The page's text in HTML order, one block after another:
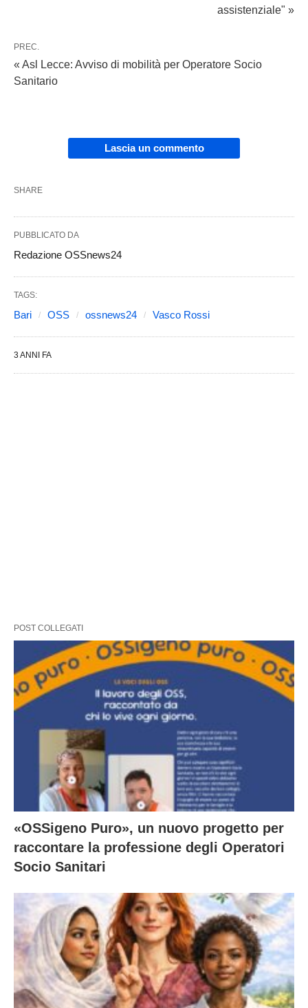
assistenziale" »
PREC.
« Asl Lecce: Avviso di mobilità per Operatore Socio
Sanitario
Lascia un commento
SHARE
PUBBLICATO DA
Redazione OSSnews24
TAGS:
Bari OSS ossnews24 Vasco Rossi
3 ANNI FA
POST COLLEGATI
«OSSigeno Puro», un nuovo progetto per
raccontare la professione degli Operatori
Socio Sanitari